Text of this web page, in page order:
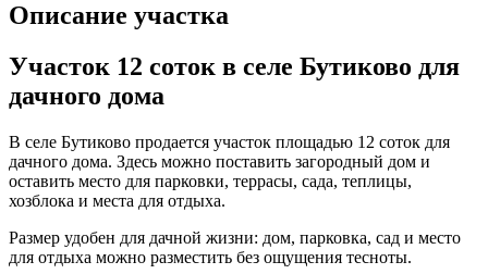
Описание участка
Участок 12 соток в селе Бутиково для
дачного дома
В селе Бутиково продается участок площадью 12 соток для
дачного дома. Здесь можно поставить загородный дом и
оставить место для парковки, террасы, сада, теплицы,
хозблока и места для отдыха.
Размер удобен для дачной жизни: дом, парковка, сад и место
для отдыха можно разместить без ощущения тесноты.